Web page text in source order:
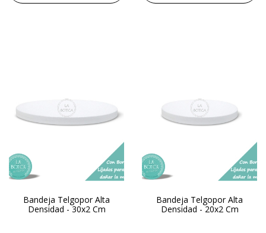
Bandeja Telgopor Alta
Densidad - 30x2 Cm
Bandeja Telgopor Alta
Densidad - 20x2 Cm